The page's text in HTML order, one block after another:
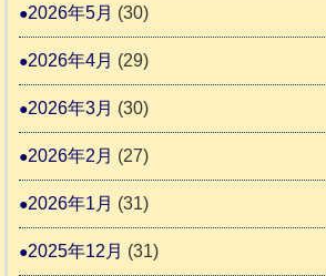
議
援
報
2026年5月 (30)
2026年4月 (29)
2026年3月 (30)
2026年2月 (27)
2026年1月 (31)
2025年12月 (31)